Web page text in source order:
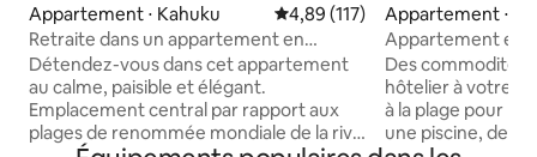
Appartement ⋅ Kahuku Évaluation moyenne sur la
4,89 (117)
Retraite dans un appartement en
résidence à Turtle Bay
Détendez-vous dans cet appartement
au calme, paisible et élégant.
Emplacement central par rapport aux
plages de renommée mondiale de la rive
Appartement ⋅
Appartement en
vue sur le fairway !
Des commodités
hôtelier à votre
à la plage pour la
une piscine, des